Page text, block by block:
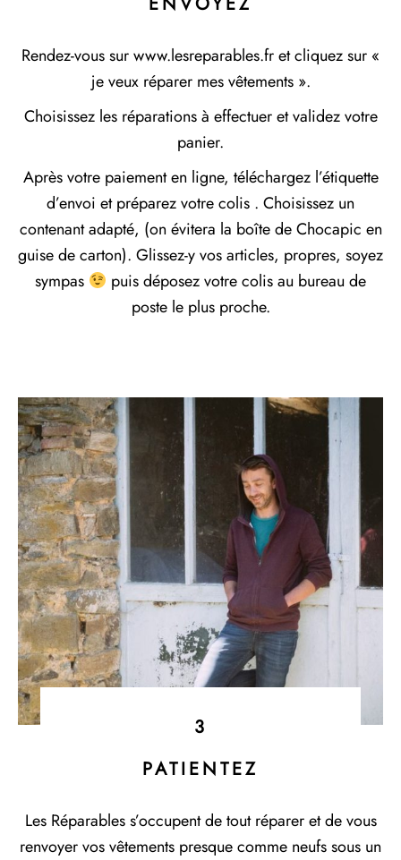
Rendez-vous sur www.lesreparables.fr et cliquez sur «
je veux réparer mes vêtements ».
Choisissez les réparations à effectuer et validez votre
panier.
Après votre paiement en ligne, téléchargez l’étiquette
d’envoi et préparez votre colis . Choisissez un
contenant adapté, (on évitera la boîte de Chocapic en
guise de carton). Glissez-y vos articles, propres, soyez
sympas
puis déposez votre colis au bureau de
poste le plus proche.
3
PATIENTEZ
Les Réparables s’occupent de tout réparer et de vous
renvoyer vos vêtements presque comme neufs sous un